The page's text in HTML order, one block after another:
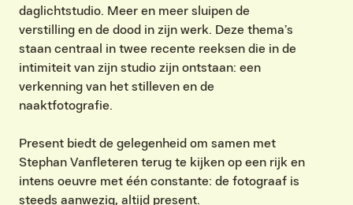
daglichtstudio. Meer en meer sluipen de
verstilling en de dood in zijn werk. Deze thema’s
staan centraal in twee recente reeksen die in de
intimiteit van zijn studio zijn ontstaan: een
verkenning van het stilleven en de
naaktfotografie.
Present biedt de gelegenheid om samen met
Stephan Vanfleteren terug te kijken op een rijk en
intens oeuvre met één constante: de fotograaf is
steeds aanwezig, altijd present.
VIND EXPO’S, ACTIVITEITEN & INFORMATIE